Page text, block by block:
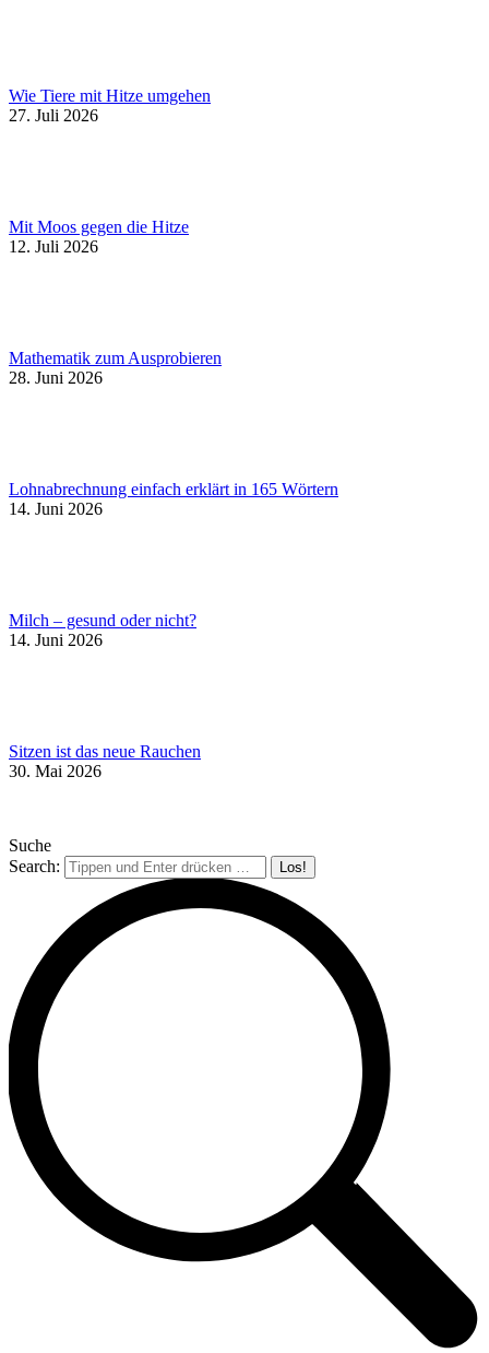
Wie Tiere mit Hitze umgehen
27. Juli 2026
Mit Moos gegen die Hitze
12. Juli 2026
Mathematik zum Ausprobieren
28. Juni 2026
Lohnabrechnung einfach erklärt in 165 Wörtern
14. Juni 2026
Milch – gesund oder nicht?
14. Juni 2026
Sitzen ist das neue Rauchen
30. Mai 2026
Suche
Search: